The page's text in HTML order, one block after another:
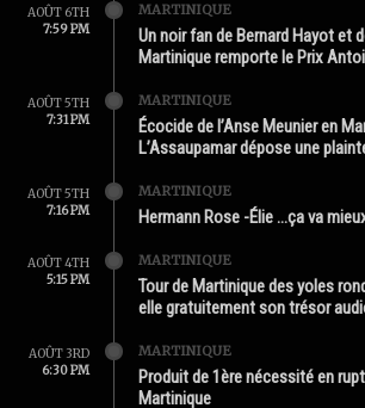
AOÛT 6TH
7:59 PM
MARTINIQUE
Un noir fan de Bernard Hayot et
Martinique remporte le Prix
AOÛT 5TH
7:31 PM
MARTINIQUE
Écocide de l’Anse Meunier en
L’Assaupamar dépose une
AOÛT 5TH
7:16 PM
MARTINIQUE
Hermann Rose -Élie …ça va
AOÛT 4TH
5:15 PM
MARTINIQUE
Tour de Martinique des yoles
elle gratuitement son trésor
AOÛT 3RD
6:30 PM
MARTINIQUE
Produit de 1ère nécessité en
Martinique